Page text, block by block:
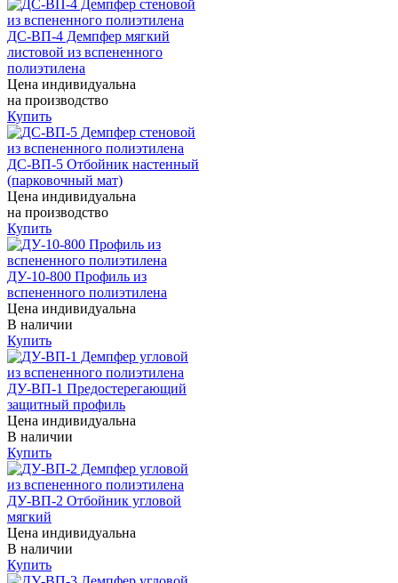
ДС-ВП-4 Демпфер мягкий
листовой из вспененного
полиэтилена
Цена индивидуальна
на производство
Купить
ДС-ВП-5 Отбойник настенный
(парковочный мат)
Цена индивидуальна
на производство
Купить
ДУ-10-800 Профиль из
вспененного полиэтилена
Цена индивидуальна
В наличии
Купить
ДУ-ВП-1 Предостерегающий
защитный профиль
Цена индивидуальна
В наличии
Купить
ДУ-ВП-2 Отбойник угловой
мягкий
Цена индивидуальна
В наличии
Купить